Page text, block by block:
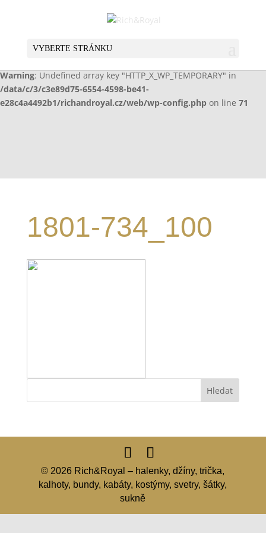
: Undefined array key "HTTP_X_WP_TEMPORARY" in
e28c4a4492b1/richandroyal.cz/web/wp-config.php
Warning: Undefined array key "HTTP_X_WP_TEMPORARY" in
/data/c/3/c3e89d75-6554-4598-be41-
e28c4a4492b1/richandroyal.cz/web/wp-config.php on line 71
VYBERTE STRÁNKU
1801-734_100
© 2026 Rich&Royal – halenky, džíny, trička,
kalhoty, bundy, kabáty, kostýmy, svetry, šátky,
sukně